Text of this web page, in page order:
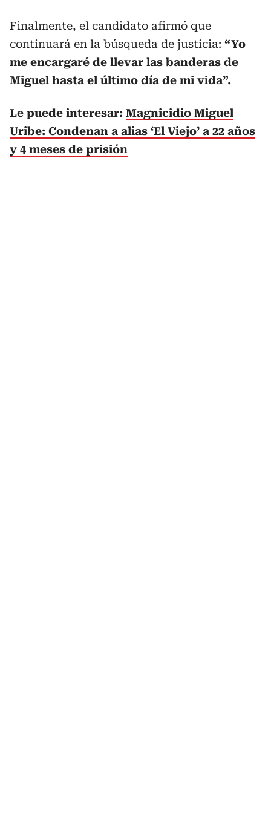
Finalmente, el candidato afirmó que
continuará en la búsqueda de justicia: “Yo
me encargaré de llevar las banderas de
Miguel hasta el último día de mi vida”.
Le puede interesar: Magnicidio Miguel
Uribe: Condenan a alias ‘El Viejo’ a 22 años
y 4 meses de prisión